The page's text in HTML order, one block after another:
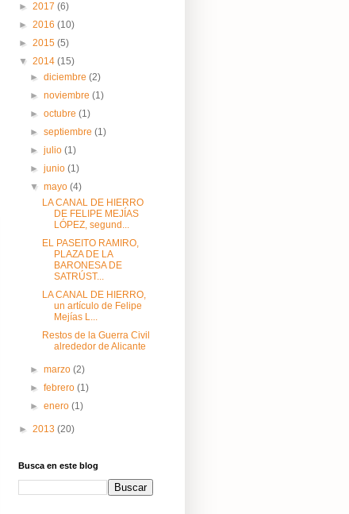
► 2017 (6)
► 2016 (10)
► 2015 (5)
▼ 2014 (15)
►diciembre(2)
►noviembre(1)
►octubre(1)
►septiembre(1)
►julio(1)
►junio(1)
▼mayo(4)
LA CANAL DE HIERRO
DE FELIPE MEJÍAS
LÓPEZ, segund...
EL PASEITO RAMIRO,
PLAZA DE LA
BARONESA DE
SATRÚST...
LA CANAL DE HIERRO,
un artículo de Felipe
Mejías L...
Restos de la Guerra Civil
alrededor de Alicante
►marzo(2)
►febrero(1)
►enero(1)
► 2013 (20)
Busca en este blog